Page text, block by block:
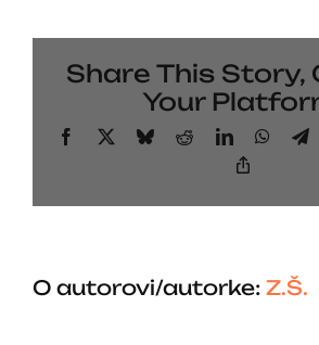
Share This Story,
Your
Facebook BlueskyRedditLinkedIn
O autorovi/autorke: Z.Š.